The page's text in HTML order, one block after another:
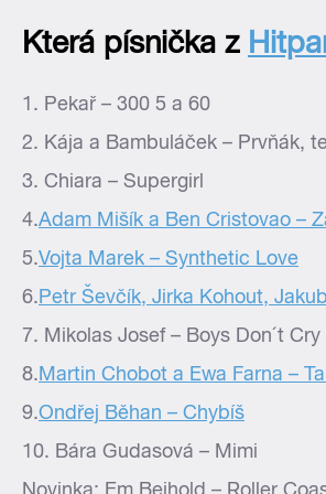
Která písnička z
1. Pekař – 300 5 a 60
2. Kája a Bambuláček – Prvňák,
3. Chiara – Supergirl
4.Adam Mišík a Ben Cristovao –
5.Vojta Marek – Synthetic Love
6.Petr Ševčík, Jirka Kohout,
7. Mikolas Josef – Boys Don´t Cry
8.Martin Chobot a Ewa Farna –
9.Ondřej Běhan – Chybíš
10. Bára Gudasová – Mimi
Novinka: Em Beihold – Roller